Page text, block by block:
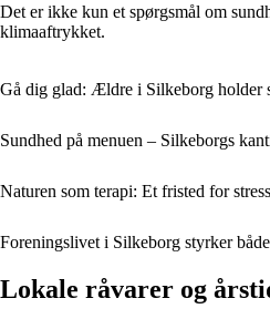
Det er ikke kun et spørgsmål om
klimaaftrykket.
Gå dig glad: Ældre i Silkeborg holder
Sundhed på menuen – Silkeborgs
Naturen som terapi: Et fristed for
Foreningslivet i Silkeborg styrker
Lokale råvarer og